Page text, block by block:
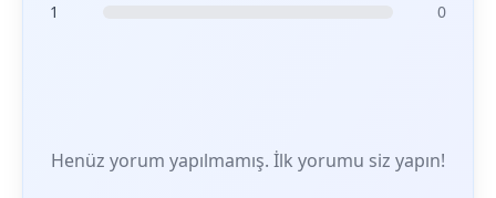
1
0
Henüz yorum yapılmamış. İlk yorumu siz yapın!